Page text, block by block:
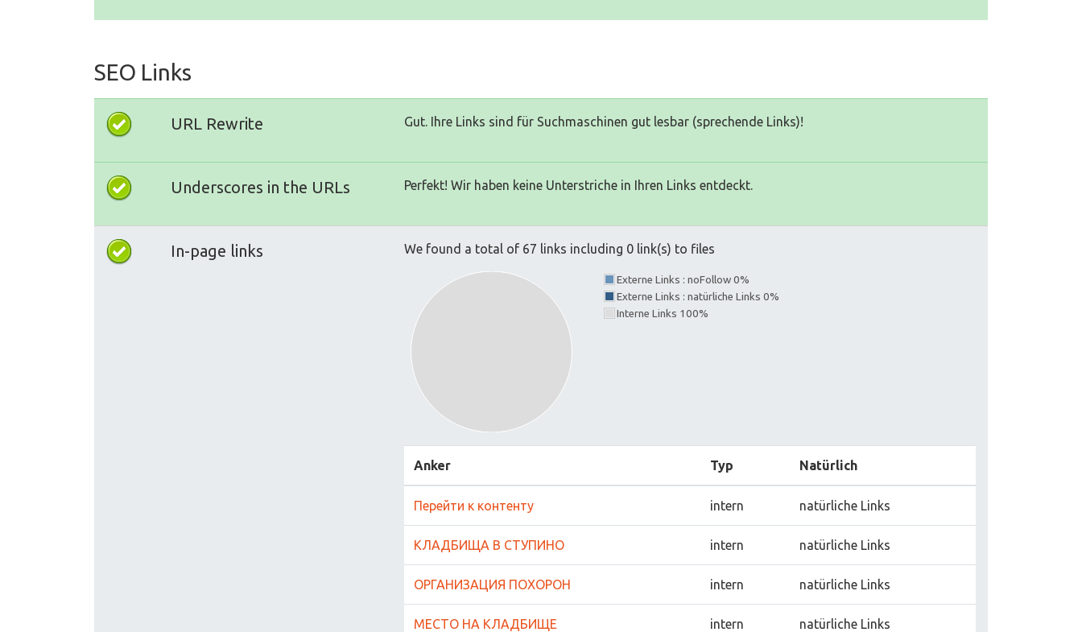
SEO Links
URL Rewrite Gut. Ihre Links sind für Suchmaschinen gut lesbar (sprechende Links)!
Underscores in the URLs Perfekt! Wir haben keine Unterstriche in Ihren Links entdeckt.
In-page links We found a total of 67 links including 0 link(s) to files
Externe Links : noFollow 0%
Externe Links : natürliche Links 0%
Interne Links 100%
Anker Typ Natürlich
Перейти к контенту intern natürliche Links
КЛАДБИЩА В СТУПИНО intern natürliche Links
ОРГАНИЗАЦИЯ ПОХОРОН intern natürliche Links
МЕСТО НА КЛАДБИЩЕ intern natürliche Links